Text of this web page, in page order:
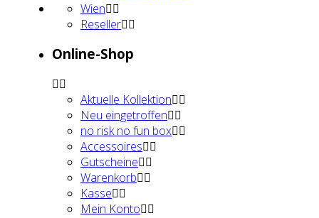
Wien
Resel­ler
Online-Shop
Aktu­el­le Kol­lek­ti­on
Neu ein­ge­trof­fen
no risk no fun box
Acces­soires
Gut­schei­ne
Waren­korb
Kas­se
Mein Kon­to